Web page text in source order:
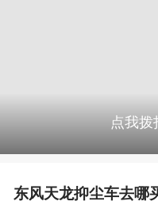
点我
东风天龙抑尘车去哪